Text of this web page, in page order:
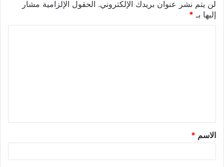
لن يتم نشر عنوان بريدك الإلكتروني. الحقول الإلزامية مشار
إليها بـ *
الاسم *